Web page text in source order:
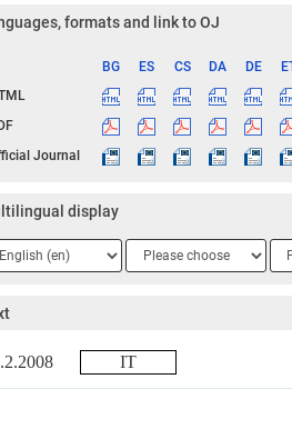
formats and link to OJ
BG ES CS DA DE
Journal
display
Language
2
3
IT